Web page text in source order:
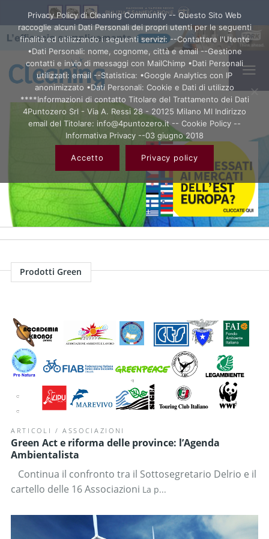
Prodotti Green
ARTICOLI /ASSOCIAZIONI
Green Act e riforma delle province: l’Agenda
Ambientalista
Continua il confronto tra il Sottosegretario Delrio e il
cartello delle 16 Associazioni La p...
Privacy Policy di Cleaning Community -- Questo Sito Web
raccoglie alcuni Dati Personali dei propri utenti per le seguenti
finalità ed utilizzando i seguenti servizi: --Contattare l'Utente
•Dati Personali: nome, cognome, città e email --Gestione
contatti e invio di messaggi con MailChimp •Dati Personali
utilizzati: email --Statistica: •Google Analytics con IP
anonimizzato •Dati Personali: Cookie e Dati di utilizzo
****Informazioni di contatto Titolare del Trattamento dei Dati
4Puntozero Srl - Via A. Ressi 28 - 20125 Milano MI Indirizzo
email del Titolare: info@4puntozero.it -- Cookie Policy --
Informativa Privacy --03 giugno 2018
Accetto Privacy policy